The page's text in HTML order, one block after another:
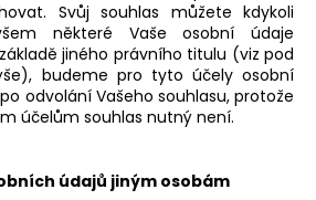
Svůj souhlas můžete kdykoli
některé Vaše osobní údaje
jiného právního titulu (viz pod
budeme pro tyto účely osobní
odvolání Vašeho souhlasu, protože
účelům souhlas nutný není.
údajů jiným osobám